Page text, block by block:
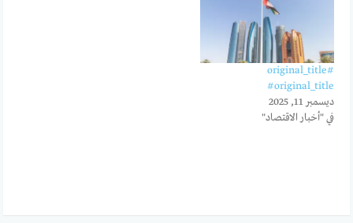
#original_title
#original_title
ديسمبر 11, 2025
في "أخبار الاقتصاد"